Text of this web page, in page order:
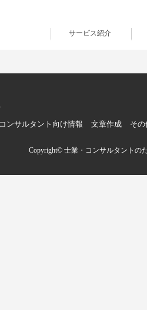
サービス紹介
ンサルタント向け情報 文章作成 その
Copyright© 士業・コンサルタントの